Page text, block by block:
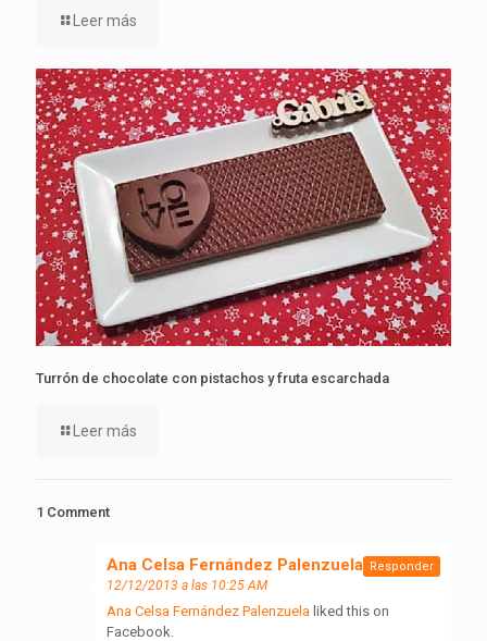
Leer más
Turrón de chocolate con pistachos y fruta escarchada
Leer más
1 Comment
Ana Celsa Fernández Palenzuela dice:
12/12/2013 a las 10:25 AM
Ana Celsa Fernández Palenzuela liked this on
Facebook.
Responder